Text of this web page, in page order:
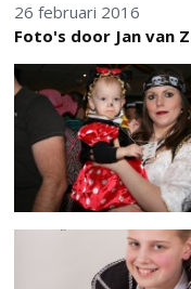
26 februari 2016
Foto's door Jan van